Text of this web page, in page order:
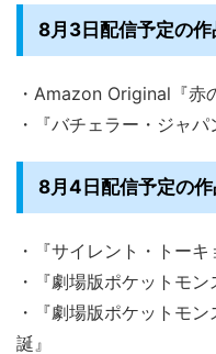
8月3日配信予定の作
・Amazon Original『赤
・『バチェラー・ジャパ
8月4日配信予定の
・『サイレント・トーキ
・『劇場版ポケットモ
・『劇場版ポケットモ
誕』